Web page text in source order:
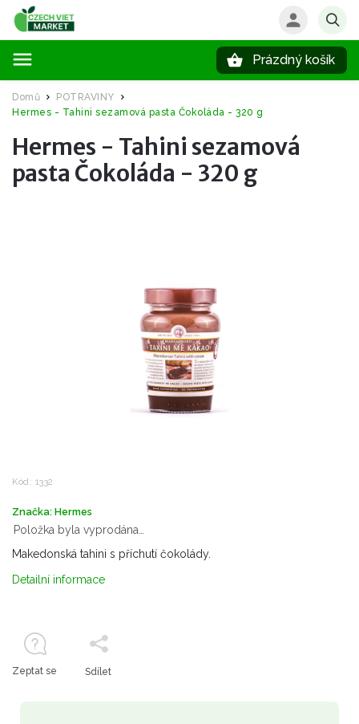
Prázdný košík
Domů / POTRAVINY
/
Hermes - Tahini sezamová pasta Čokoláda - 320 g
Hermes - Tahini sezamová
pasta Čokoláda - 320 g
Kód: 1332
Značka: Hermes
Položka byla vyprodána…
Makedonská tahini s příchutí čokolády.
Detailní informace
Zeptat se Sdílet